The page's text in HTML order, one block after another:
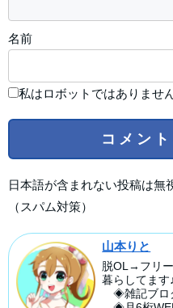
名前
私はロボットではありません
日本語が含まれない投稿は無
（スパム対策）
山本りと
脱OL→フリ
暮らしてます
◈雑記ブロ